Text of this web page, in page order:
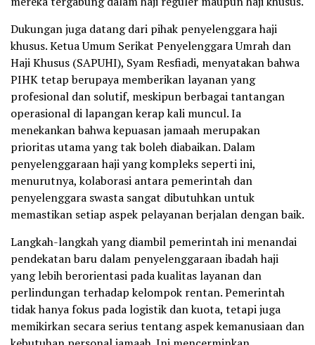
Dukungan juga datang dari pihak penyelenggara haji
khusus. Ketua Umum Serikat Penyelenggara Umrah dan
Haji Khusus (SAPUHI), Syam Resfiadi, menyatakan bahwa
PIHK tetap berupaya memberikan layanan yang
profesional dan solutif, meskipun berbagai tantangan
operasional di lapangan kerap kali muncul. Ia
menekankan bahwa kepuasan jamaah merupakan
prioritas utama yang tak boleh diabaikan. Dalam
penyelenggaraan haji yang kompleks seperti ini,
menurutnya, kolaborasi antara pemerintah dan
penyelenggara swasta sangat dibutuhkan untuk
memastikan setiap aspek pelayanan berjalan dengan baik.
Langkah-langkah yang diambil pemerintah ini menandai
pendekatan baru dalam penyelenggaraan ibadah haji
yang lebih berorientasi pada kualitas layanan dan
perlindungan terhadap kelompok rentan. Pemerintah
tidak hanya fokus pada logistik dan kuota, tetapi juga
memikirkan secara serius tentang aspek kemanusiaan dan